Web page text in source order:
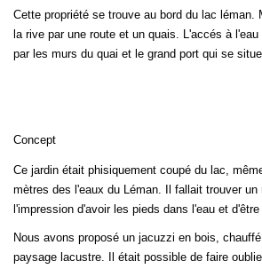
Cette propriété se trouve au bord du lac léman.
la rive par une route et un quais. L'accés à
par les murs du quai et le grand port qui se
Concept
Ce jardin était phisiquement coupé du lac,
mètres des l'eaux du Léman. Il fallait trouver un
l'impression d'avoir les pieds dans l'eau et
Nous avons proposé un jacuzzi en bois,
paysage lacustre. Il était possible de faire